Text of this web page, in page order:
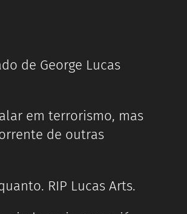
de George Lucas
em terrorismo, mas
de outras
RIP Lucas Arts.